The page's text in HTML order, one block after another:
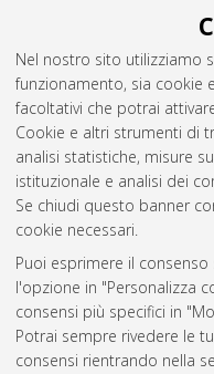
Nel nostro sito utilizziamo
funzionamento, sia cookie
facoltativi che potrai
Cookie e altri strumenti di
analisi statistiche, misure
istituzionale e analisi dei
Se chiudi questo banner
cookie necessari.
Puoi esprimere il
l'opzione in "Personalizza
consensi più specifici in
Potrai sempre rivedere le
consensi rientrando nella
Gestione
Atom
Rss 1.0
Rss 2.0